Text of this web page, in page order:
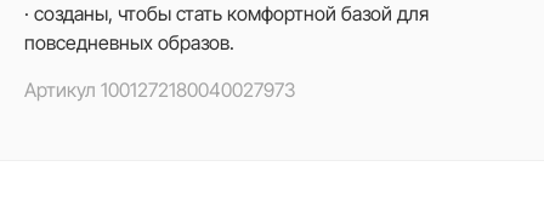
· созданы, чтобы стать комфортной базой для
повседневных образов.
Артикул 1001272180040027973